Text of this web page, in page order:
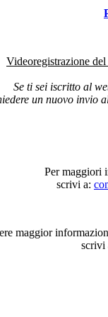
Videoregistrazione
Se ti sei iscritto al
un nuovo invio
Per maggiori
scrivi a:
maggior
scrivi